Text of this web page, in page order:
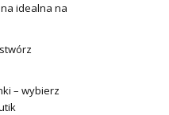
idealna na
– wybierz